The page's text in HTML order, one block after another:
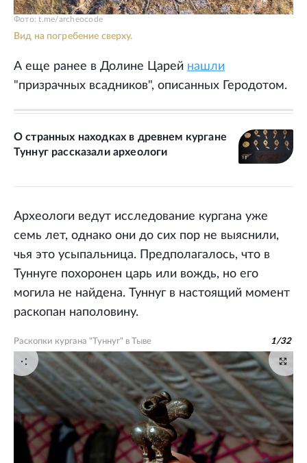
Вид на погребение сверху.
Фото: t.me/archeocode
А еще ранее в Долине Царей нашли
"призрачных всадников", описанных Геродотом.
О странных находках в древнем кургане
Туннуг рассказали археологи
Археологи ведут исследование кургана уже
семь лет, однако они до сих пор не выяснили,
чья это усыпальница. Предполагалось, что в
Туннуге похоронен царь или вождь, но его
могила не найдена. Туннуг в настоящий момент
раскопан наполовину.
Раскопки кургана "Туннуг" в Тыве 1/32